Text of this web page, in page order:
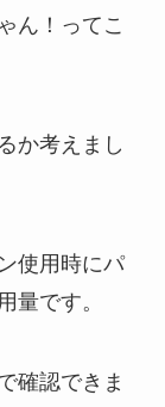
ん！ってこ
か考えまし
使用時にパ
量です。
確認できま